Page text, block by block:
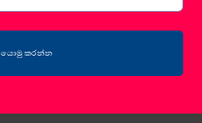
යොමු කරන්න